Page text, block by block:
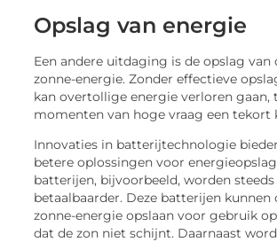
Opslag van energie
Een andere uitdaging is de opslag van
zonne-energie. Zonder effectieve
kan overtollige energie verloren gaan,
momenten van hoge vraag een tekort
Innovaties in batterijtechnologie
betere oplossingen voor
batterijen, bijvoorbeeld, worden
betaalbaarder. Deze batterijen
zonne-energie opslaan voor gebruik
dat de zon niet schijnt. Daarnaast